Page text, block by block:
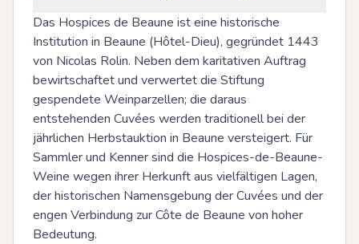
Das Hospices de Beaune ist eine historische
Institution in Beaune (Hôtel-Dieu), gegründet 1443
von Nicolas Rolin. Neben dem karitativen Auftrag
bewirtschaftet und verwertet die Stiftung
gespendete Weinparzellen; die daraus
entstehenden Cuvées werden traditionell bei der
jährlichen Herbstauktion in Beaune versteigert. Für
Sammler und Kenner sind die Hospices-de-Beaune-
Weine wegen ihrer Herkunft aus vielfältigen Lagen,
der historischen Namensgebung der Cuvées und der
engen Verbindung zur Côte de Beaune von hoher
Bedeutung.